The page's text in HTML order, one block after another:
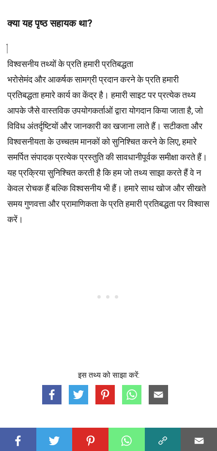
क्या यह पृष्ठ सहायक था?
विश्वसनीय तथ्यों के प्रति हमारी प्रतिबद्धता
भरोसेमंद और आकर्षक सामग्री प्रदान करने के प्रति हमारी
प्रतिबद्धता हमारे कार्य का केंद्र है। हमारी साइट पर प्रत्येक तथ्य
आपके जैसे वास्तविक उपयोगकर्ताओं द्वारा योगदान किया जाता है, जो
विविध अंतर्दृष्टियों और जानकारी का खजाना लाते हैं। सटीकता और
विश्वसनीयता के उच्चतममानकोंको सुनिश्चित करने के लिए, हमारे
समर्पितसंपादकप्रत्येक प्रस्तुति की सावधानीपूर्वक समीक्षा करते हैं।
यह प्रक्रिया सुनिश्चित करती है कि हम जो तथ्य साझा करते हैं वे न
केवल रोचक हैं बल्कि विश्वसनीय भी हैं। हमारे साथ खोज और सीखते
समय गुणवत्ता और प्रामाणिकता के प्रति हमारी प्रतिबद्धता पर विश्वास
करें।
इस तथ्य को साझा करें: